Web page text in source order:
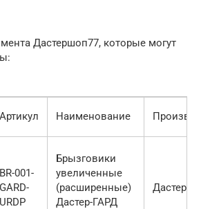
Дастершоп77, которые могут
Артикул Наименование
BR-001-
GARD-
URDP
Брызговики
увеличенные
(расширенные)
Дастер-ГАРД
Дастер-